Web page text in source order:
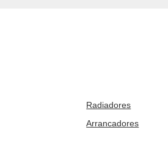
Radiadores
Arrancadores